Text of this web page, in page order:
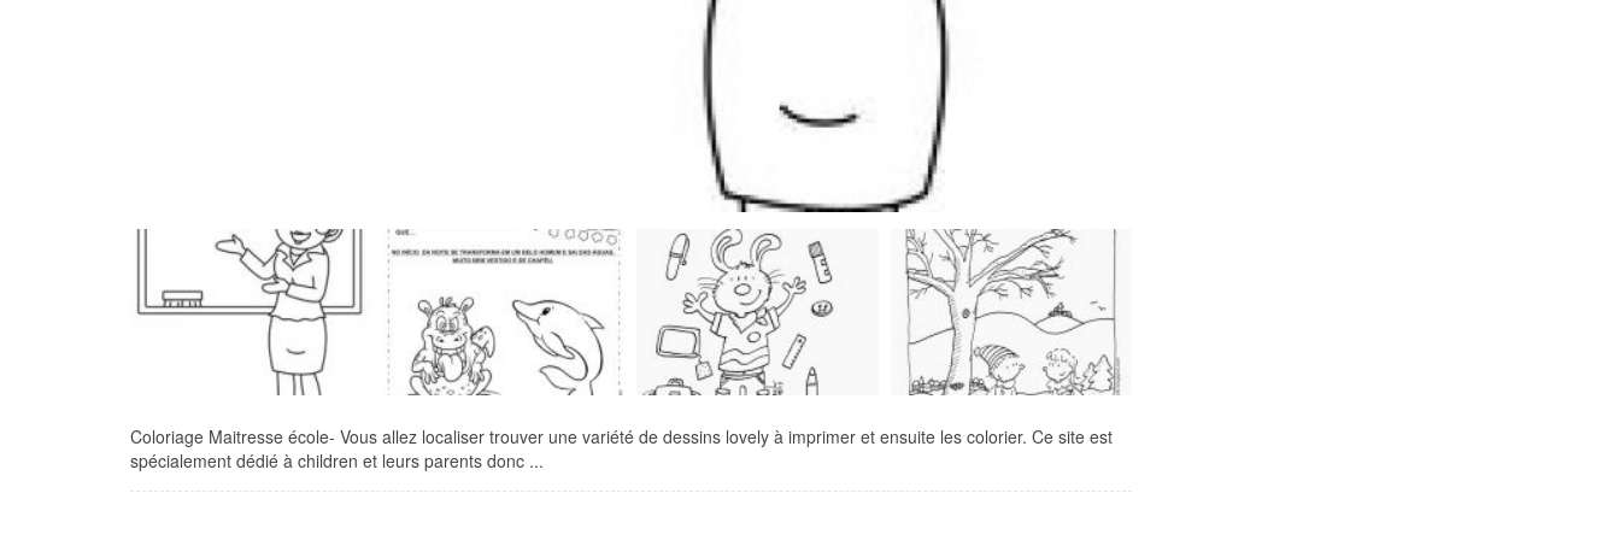
Coloriage Maitresse école- Vous allez localiser trouver une variété de dessins lovely à imprimer et ensuite les colorier. Ce site est
spécialement dédié à children et leurs parents donc ...